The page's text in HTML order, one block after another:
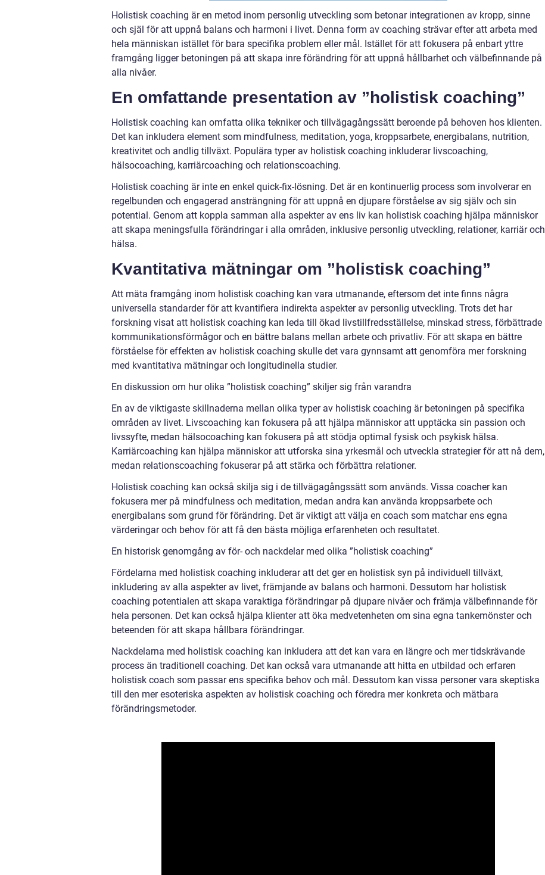
Holistisk coaching är en metod inom personlig utveckling som betonar integrationen av kropp, sinne
och själ för att uppnå balans och harmoni i livet. Denna form av coaching strävar efter att arbeta med
hela människan istället för bara specifika problem eller mål. Istället för att fokusera på enbart yttre
framgång ligger betoningen på att skapa inre förändring för att uppnå hållbarhet och välbefinnande på
alla nivåer.
En omfattande presentation av ”holistisk coaching”
Holistisk coaching kan omfatta olika tekniker och tillvägagångssätt beroende på behoven hos klienten.
Det kan inkludera element som mindfulness, meditation, yoga, kroppsarbete, energibalans, nutrition,
kreativitet och andlig tillväxt. Populära typer av holistisk coaching inkluderar livscoaching,
hälsocoaching, karriärcoaching och relationscoaching.
Holistisk coaching är inte en enkel quick-fix-lösning. Det är en kontinuerlig process som involverar en
regelbunden och engagerad ansträngning för att uppnå en djupare förståelse av sig själv och sin
potential. Genom att koppla samman alla aspekter av ens liv kan holistisk coaching hjälpa människor
att skapa meningsfulla förändringar i alla områden, inklusive personlig utveckling, relationer, karriär och
hälsa.
Kvantitativa mätningar om ”holistisk coaching”
Att mäta framgång inom holistisk coaching kan vara utmanande, eftersom det inte finns några
universella standarder för att kvantifiera indirekta aspekter av personlig utveckling. Trots det har
forskning visat att holistisk coaching kan leda till ökad livstillfredsställelse, minskad stress, förbättrade
kommunikationsförmågor och en bättre balans mellan arbete och privatliv. För att skapa en bättre
förståelse för effekten av holistisk coaching skulle det vara gynnsamt att genomföra mer forskning
med kvantitativa mätningar och longitudinella studier.
En diskussion om hur olika ”holistisk coaching” skiljer sig från varandra
En av de viktigaste skillnaderna mellan olika typer av holistisk coaching är betoningen på specifika
områden av livet. Livscoaching kan fokusera på att hjälpa människor att upptäcka sin passion och
livssyfte, medan hälsocoaching kan fokusera på att stödja optimal fysisk och psykisk hälsa.
Karriärcoaching kan hjälpa människor att utforska sina yrkesmål och utveckla strategier för att nå dem,
medan relationscoaching fokuserar på att stärka och förbättra relationer.
Holistisk coaching kan också skilja sig i de tillvägagångssätt som används. Vissa coacher kan
fokusera mer på mindfulness och meditation, medan andra kan använda kroppsarbete och
energibalans som grund för förändring. Det är viktigt att välja en coach som matchar ens egna
värderingar och behov för att få den bästa möjliga erfarenheten och resultatet.
En historisk genomgång av för- och nackdelar med olika ”holistisk coaching”
Fördelarna med holistisk coaching inkluderar att det ger en holistisk syn på individuell tillväxt,
inkludering av alla aspekter av livet, främjande av balans och harmoni. Dessutom har holistisk
coaching potentialen att skapa varaktiga förändringar på djupare nivåer och främja välbefinnande för
hela personen. Det kan också hjälpa klienter att öka medvetenheten om sina egna tankemönster och
beteenden för att skapa hållbara förändringar.
Nackdelarna med holistisk coaching kan inkludera att det kan vara en längre och mer tidskrävande
process än traditionell coaching. Det kan också vara utmanande att hitta en utbildad och erfaren
holistisk coach som passar ens specifika behov och mål. Dessutom kan vissa personer vara skeptiska
till den mer esoteriska aspekten av holistisk coaching och föredra mer konkreta och mätbara
förändringsmetoder.